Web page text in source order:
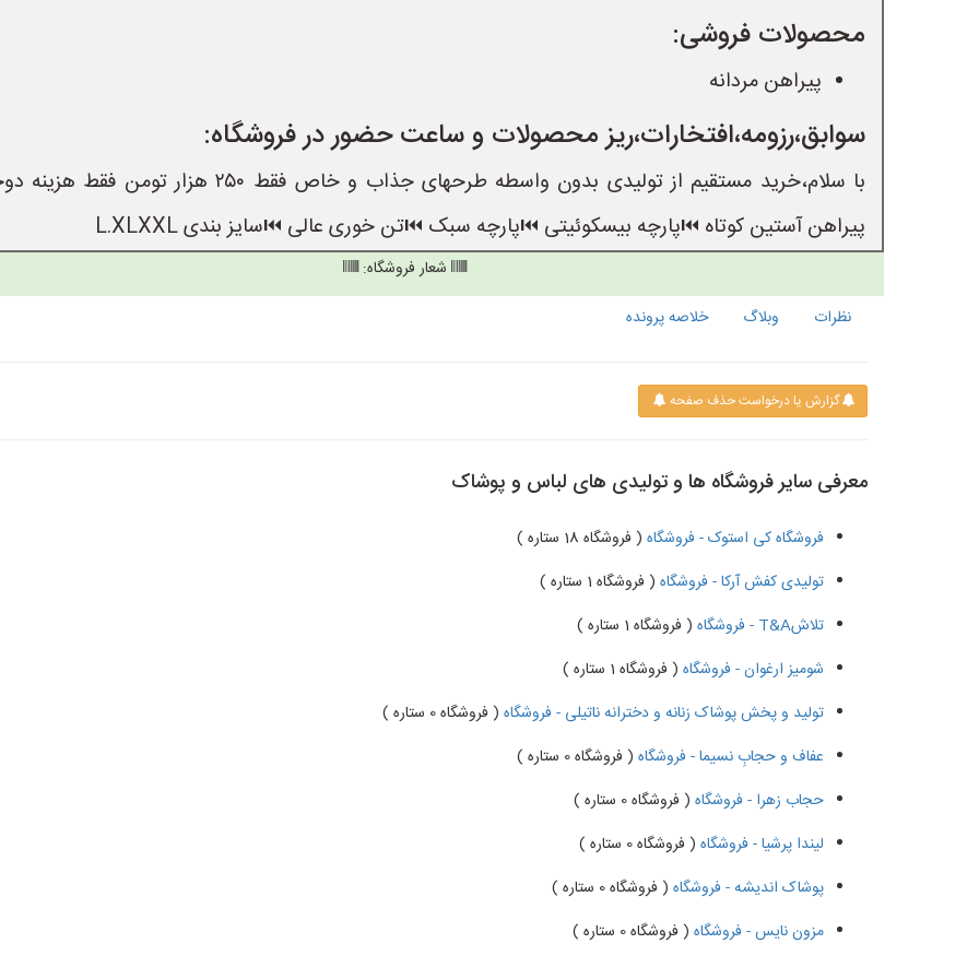
محصولات فروشی:
پیراهن مردانه
سوابق،رزومه،افتخارات،ریز محصولات و ساعت حضور در فروشگاه:
با سلام،خرید مستقیم از تولیدی بدون واسطه طرحهای جذاب و خاص فقط ۲۵۰ هزار
پیراهن آستین کوتاه ⏮️پارچه بیسکوئیتی ⏮️پارچه سبک ⏮️تن خوری عالی ⏮️سایز بندی L.XLXXL
شعار فروشگاه:
نظرات
وبلاگ خلاصه پرونده
گزارش یا درخواست حذف صفحه
معرفی سایر فروشگاه ها و تولیدی های لباس و پوشاک
فروشگاه کی استوک - فروشگاه ( فروشگاه 18 ستاره )
تولیدی کفش آرکا - فروشگاه ( فروشگاه 1 ستاره )
تلاشT&A - فروشگاه
( فروشگاه 1 ستاره )
شومیز ارغوان - فروشگاه ( فروشگاه 1 ستاره )
تولید و پخش پوشاک زنانه و دخترانه ناتیلی - فروشگاه ( فروشگاه 0 ستاره )
عفاف و حجابِ نسیما - فروشگاه ( فروشگاه 0 ستاره )
حجاب زهرا - فروشگاه ( فروشگاه 0 ستاره )
لیندا پرشیا - فروشگاه ( فروشگاه 0 ستاره )
پوشاک اندیشه - فروشگاه ( فروشگاه 0 ستاره )
مزون نایس - فروشگاه ( فروشگاه 0 ستاره )